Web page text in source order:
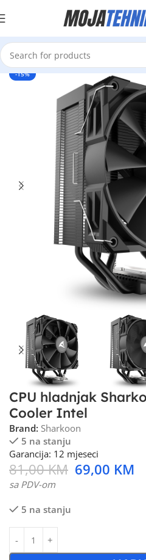
-15%
CPU hladnjak
Cooler Intel
Brand: Sharkoon
5 na stanju
Garancija: 12 mjeseci
81,00KM 69,00 KM
sa PDV-om
5 na stanju